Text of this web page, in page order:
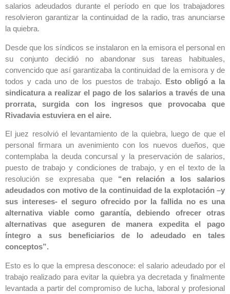
salarios adeudados durante el período en que los trabajadores
resolvieron garantizar la continuidad de la radio, tras anunciarse
la quiebra.
Desde que los síndicos se instalaron en la emisora el personal en
su conjunto decidió no abandonar sus tareas habituales,
convencido que así garantizaba la continuidad de la emisora y de
todos y cada uno de los puestos de trabajo. Esto obligó a la
sindicatura a realizar el pago de los salarios a través de una
prorrata, surgida con los ingresos que provocaba que
Rivadavia estuviera en el aire.
El juez resolvió el levantamiento de la quiebra, luego de que el
personal firmara un avenimiento con los nuevos dueños, que
contemplaba la deuda concursal y la preservación de salarios,
puesto de trabajo y condiciones de trabajo, y en el texto de la
resolución se expresaba que “en relación a los salarios
adeudados con motivo de la continuidad de la explotación –y
sus intereses- el seguro ofrecido por la fallida no es una
alternativa viable como garantía, debiendo ofrecer otras
alternativas que aseguren de manera expedita el pago
íntegro a sus beneficiarios de lo adeudado en tales
conceptos”.
Esto es lo que la empresa desconoce: el salario adeudado por el
trabajo realizado para evitar la quiebra ya decretada y finalmente
levantada a partir del compromiso de lucha, laboral y profesional